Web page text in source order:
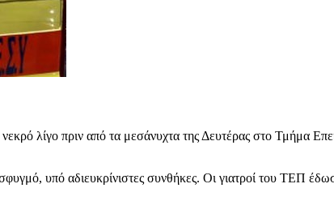
λίγο πριν από τα μεσάνυχτα της Δευτέρας στο Τμήμα
υπό αδιευκρίνιστες συνθήκες. Οι γιατροί του ΤΕΠ